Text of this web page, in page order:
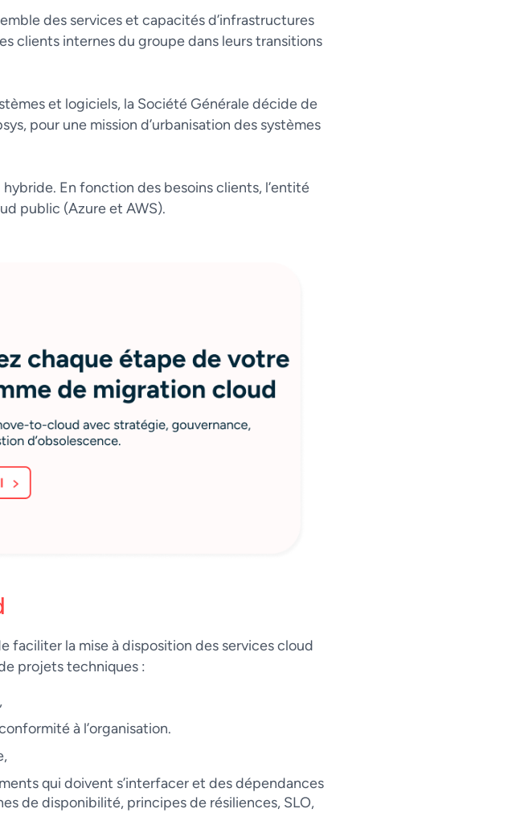
des services et capacités d’infrastructures
clients internes du groupe dans leurs transitions
et logiciels, la Société Générale décide de
pour une mission d’urbanisation des systèmes
En fonction des besoins clients, l’entité
public (Azure et AWS).
faciliter la mise à disposition des services cloud
projets techniques :
à l’organisation.
qui doivent s’interfacer et des dépendances
de disponibilité, principes de résiliences, SLO,